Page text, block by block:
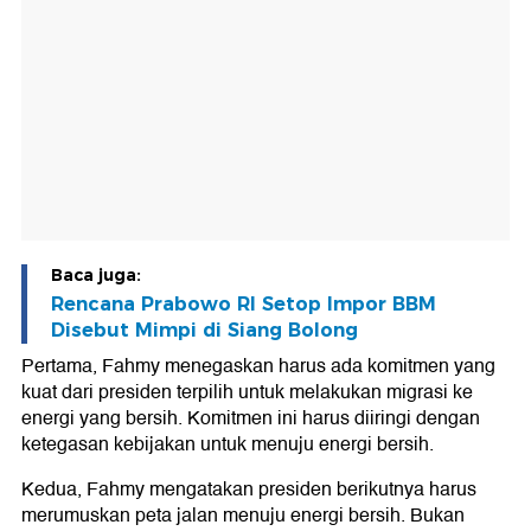
Baca juga:
Rencana Prabowo RI Setop Impor BBM
Disebut Mimpi di Siang Bolong
Pertama, Fahmy menegaskan harus ada komitmen yang
kuat dari presiden terpilih untuk melakukan migrasi ke
energi yang bersih. Komitmen ini harus diiringi dengan
ketegasan kebijakan untuk menuju energi bersih.
Kedua, Fahmy mengatakan presiden berikutnya harus
merumuskan peta jalan menuju energi bersih. Bukan